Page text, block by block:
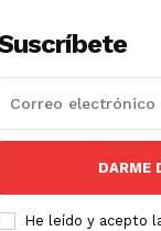
DARME
He leído y acepto